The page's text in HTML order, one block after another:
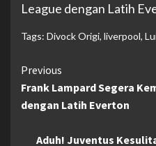
League dengan Latih
Tags: Divock Origi, liverpool,
Continue
Reading
Previous
Frank Lampard Segera
dengan Latih Everton
Aduh! Juventus